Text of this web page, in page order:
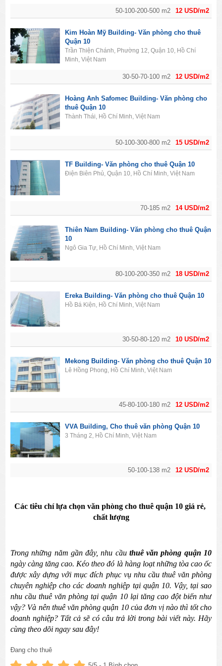
12 USD/m2
50-100-200-500 m2
12 USD/m2
30-50-70-100 m2
Kim Hoàn Mỹ Building- Văn phòng cho thuê
Quận 10
Trần Thiện Chánh, Phường 12, Quận 10, Hồ Chí
Minh, Việt Nam
15 USD/m2
50-100-300-800 m2
Hoàng Anh Safomec Building- Văn phòng cho
thuê Quận 10
Thành Thái, Hồ Chí Minh, Việt Nam
14 USD/m2
70-185 m2
TF Building- Văn phòng cho thuê Quận 10
Điện Biên Phủ, Quận 10, Hồ Chí Minh, Việt Nam
18 USD/m2
80-100-200-350 m2
Thiên Nam Building- Văn phòng cho thuê Quận
10
Ngô Gia Tự, Hồ Chí Minh, Việt Nam
10 USD/m2
30-50-80-120 m2
Ereka Building- Văn phòng cho thuê Quận 10
Hồ Bá Kiện, Hồ Chí Minh, Việt Nam
12 USD/m2
45-80-100-180 m2
Mekong Building- Văn phòng cho thuê Quận 10
Lê Hồng Phong, Hồ Chí Minh, Việt Nam
12 USD/m2
50-100-138 m2
VVA Building, Cho thuê văn phòng Quận 10
3 Tháng 2, Hồ Chí Minh, Việt Nam
Các tiêu chí lựa chọn văn phòng cho thuê quận 10 giá rẻ,
chất lượng
Trong những năm gần đây, nhu cầu thuê văn phòng quận 10
ngày càng tăng cao. Kéo theo đó là hàng loạt những tòa cao ốc
được xây dựng với mục đích phục vụ nhu cầu thuê văn phòng
chuyên nghiệp cho các doanh nghiệp tại quận 10. Vậy, tại sao
nhu cầu thuê văn phòng tại quận 10 lại tăng cao đột biến như
vậy? Và nên thuê văn phòng quận 10 của đơn vị nào thì tốt cho
doanh nghiệp? Tất cả sẽ có câu trả lời trong bài viết này. Hãy
cùng theo dõi ngay sau đây!
Đang cho thuê